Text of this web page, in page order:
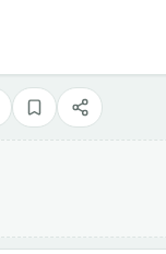
스크랩공유